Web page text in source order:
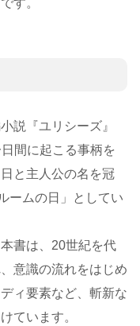
す。
説『ユリシーズ』
間に起こる事柄を
と主人公の名を冠
ームの日」としてい
書は、20世紀を代
意識の流れをはじめ
ィ要素など、斬新な
ています。